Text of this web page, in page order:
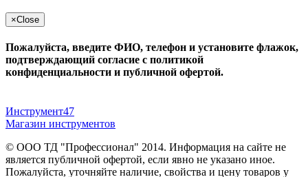
×Close
Пожалуйста, введите ФИО, телефон и установите флажок,
подтверждающий согласие с политикой
конфиденциальности и публичной офертой.
Инструмент47
Магазин инструментов
© ООО ТД "Профессионал" 2014. Информация на сайте не
является публичной офертой, если явно не указано иное.
Пожалуйста, уточняйте наличие, свойства и цену товаров у